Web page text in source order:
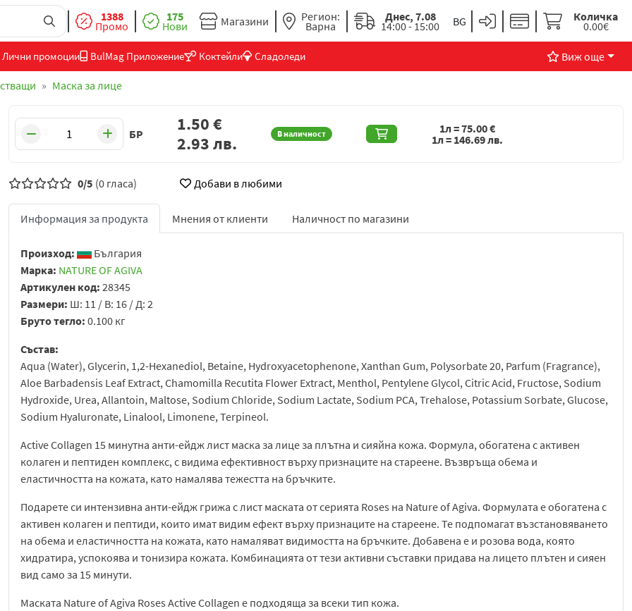
1388
Промо
175
Нови Магазини Регион:
Варна
Днес, 7.08
14:00 - 15:00
Количка
0.00€
Лични промоции BulMag Приложение Коктейли Сладоледи Виж още
Маска за лице
БР В наличност
1.50€
2.93лв.
1л =75.00€
1л = 146.69лв.
0/5 (0 гласа) Добави в любими
Информация за продукта Мнения от клиенти Наличност по магазини
Произход:
България
Марка: NATURE OF AGIVA
Артикулен код: 28345
Размери: Ш: 11 / В: 16 / Д: 2
Бруто тегло: 0.100 кг
Състав:
Aqua (Water), Glycerin, 1,2-Hexanediol, Betaine, Hydroxyacetophenone, Xanthan Gum, Polysorbate 20, Parfum (Fragrance),
Aloe Barbadensis Leaf Extract, Chamomilla Recutita Flower Extract, Menthol, Pentylene Glycol, Citric Acid, Fructose, Sodium
Hydroxide, Urea, Allantoin, Maltose, Sodium Chloride, Sodium Lactate, Sodium PCA, Trehalose, Potassium Sorbate, Glucose,
Sodium Hyaluronate, Linalool, Limonene, Terpineol.
Аctive Collagen 15 минутна анти-ейдж лист маска за лице за плътна и сияйна кожа. Формула, обогатена с активен
колаген и пептиден комплекс, с видима ефективност върху признаците на стареене. Възвръща обема и
еластичността на кожата, като намалява тежестта на бръчките.
Подарете си интензивна анти-ейдж грижа с лист маската от серията Roses на Nature of Agiva. Формулата е обогатена с
активен колаген и пептиди, които имат видим ефект върху признаците на стареене. Те подпомагат възстановяването
на обема и еластичността на кожата, като намаляват видимостта на бръчките. Добавена е и розова вода, която
хидратира, успокоява и тонизира кожата. Комбинацията от тези активни съставки придава на лицето плътен и сияен
вид само за 15 минути.
Маската Nature of Agiva Roses Active Collagen е подходяща за всеки тип кожа.